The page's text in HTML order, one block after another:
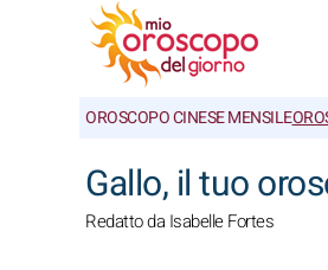
OROSCOPO CINESE MENSILE
Gallo, il tuo
Redatto da Isabelle Fortes